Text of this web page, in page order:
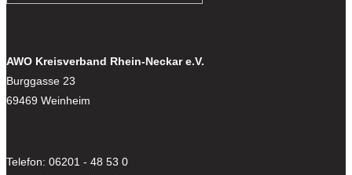
AWO Kreisverband Rhein-Neckar e.V.
Burggasse 23
69469 Weinheim
Telefon: 06201 - 48 53 0